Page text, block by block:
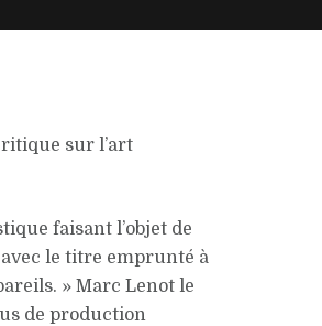
sur l’art
faisant l’objet de
le titre emprunté à
» Marc Lenot le
de production